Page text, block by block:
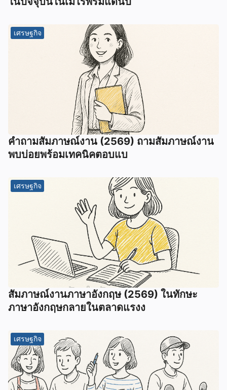
เศรษฐกิจ
คำถามสัมภาษณ์งาน (2569) ถามสัมภาษณ์งาน
พบบ่อยพร้อมเทคนิคตอบแบ
เศรษฐกิจ
สัมภาษณ์งานภาษาอังกฤษ (2569) ในทักษะ
ภาษาอังกฤษกลายในตลาดแรงง
เศรษฐกิจ